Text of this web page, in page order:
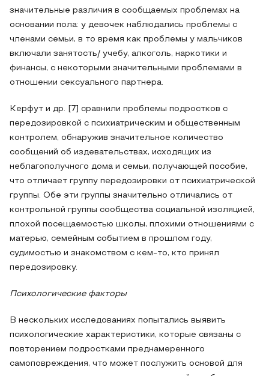
значительные различия в сообщаемых проблемах на
основании пола: у девочек наблюдались проблемы с
членами семьи, в то время как проблемы у мальчиков
включали занятость/ учебу, алкоголь, наркотики и
финансы, с некоторыми значительными проблемами в
отношении сексуального партнера.
Керфут и др. [7] сравнили проблемы подростков с
передозировкой с психиатрическим и общественным
контролем, обнаружив значительное количество
сообщений об издевательствах, исходящих из
неблагополучного дома и семьи, получающей пособие,
что отличает группу передозировки от психиатрической
группы. Обе эти группы значительно отличались от
контрольной группы сообщества социальной изоляцией,
плохой посещаемостью школы, плохими отношениями с
матерью, семейным событием в прошлом году,
судимостью и знакомством с кем-то, кто принял
передозировку.
Психологические факторы
В нескольких исследованиях попытались выявить
психологические характеристики, которые связаны с
повторением подростками преднамеренного
самоповреждения, что может послужить основой для